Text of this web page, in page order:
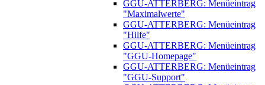
GGU-ATTERBERG: Menüeintrag
"Maximalwerte"
GGU-ATTERBERG: Menüeintrag
"Hilfe"
GGU-ATTERBERG: Menüeintrag
"GGU-Homepage"
GGU-ATTERBERG: Menüeintrag
"GGU-Support"